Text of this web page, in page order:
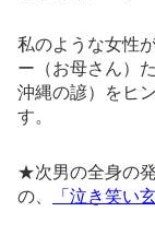
私のような女性
ー（お母さん）
沖縄の諺）をヒ
す。
★次男の全身の
の、
「泣き笑い